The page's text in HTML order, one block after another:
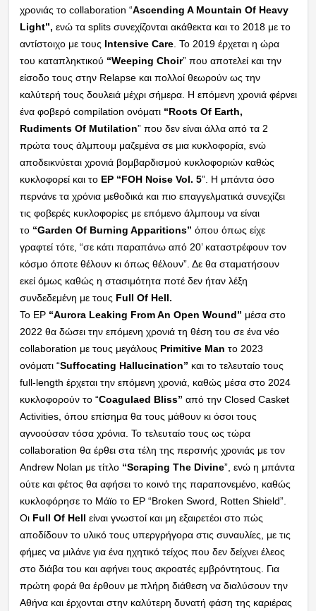
χρονιάς το collaboration “Ascending A Mountain Of Heavy
Light”, ενώ τα splits συνεχίζονται ακάθεκτα και το 2018 με το
αντίστοιχο με τους Intensive Care. Το 2019 έρχεται η ώρα
του καταπληκτικού “Weeping Choir” που αποτελεί και την
είσοδο τους στην Relapse και πολλοί θεωρούν ως την
καλύτερή τους δουλειά μέχρι σήμερα. Η επόμενη χρονιά φέρνει
ένα φοβερό compilation ονόματι “Roots Of Earth,
Rudiments Of Mutilation” που δεν είναι άλλα από τα 2
πρώτα τους άλμπουμ μαζεμένα σε μια κυκλοφορία, ενώ
αποδεικνύεται χρονιά βομβαρδισμού κυκλοφοριών καθώς
κυκλοφορεί και τοΕΡ “FOH Noise Vol. 5”. Η μπάντα όσο
περνάνε τα χρόνια μεθοδικά και πιο επαγγελματικά συνεχίζει
τις φοβερές κυκλοφορίες με επόμενο άλμπουμ να είναι
το “Garden Of Burning Apparitions” όπου όπως είχε
γραφτεί τότε, “σε κάτι παραπάνω από 20’ καταστρέφουν τον
κόσμο όποτε θέλουν κι όπως θέλουν”. Δε θα σταματήσουν
εκεί όμως καθώς η στασιμότητα ποτέ δεν ήταν λέξη
συνδεδεμένη με τους Full Of Hell.
Το ΕΡ “Aurora Leaking From An Open Wound” μέσα στο
2022 θα δώσει την επόμενη χρονιά τη θέση του σε ένα νέο
collaboration με τους μεγάλους Primitive Man το 2023
ονόματι “Suffocating Hallucination” και το τελευταίο τους
full-length έρχεται την επόμενη χρονιά, καθώς μέσα στο 2024
κυκλοφορούν το “Coagulaed Bliss” από την Closed Casket
Activities, όπου επίσημα θα τους μάθουν κι όσοι τους
αγνοούσαν τόσα χρόνια. Το τελευταίο τους ως τώρα
collaboration θα έρθει στα τέλη της περσινής χρονιάς με τον
Andrew Nolan με τίτλο “Scraping The Divine”, ενώ η μπάντα
ούτε και φέτος θα αφήσει το κοινό της παραπονεμένο, καθώς
κυκλοφόρησε το Μάϊο το ΕΡ “Broken Sword, Rotten Shield”.
Οι Full Of Hell είναι γνωστοί και μη εξαιρετέοι στο πώς
αποδίδουν το υλικό τους υπεργρήγορα στις συναυλίες, με τις
φήμες να μιλάνε για ένα ηχητικό τείχος που δεν δείχνει έλεος
στο διάβα του και αφήνει τους ακροατές εμβρόντητους. Για
πρώτη φορά θα έρθουν με πλήρη διάθεση να διαλύσουν την
Αθήνα και έρχονται στην καλύτερη δυνατή φάση της καριέρας